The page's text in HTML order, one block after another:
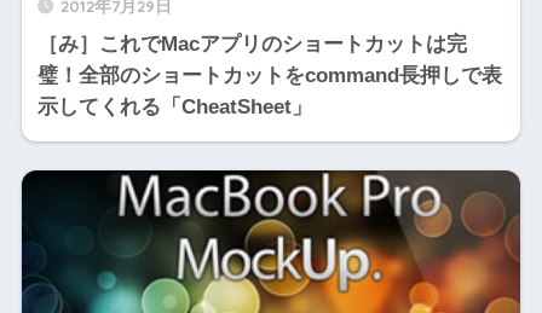
2012年7月29日
［み］これでMacアプリのショートカットは完
璧！全部のショートカットをcommand長押しで表
示してくれる「CheatSheet」